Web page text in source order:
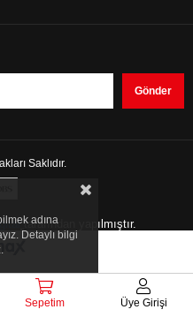
Gönder
Saklıdır.
tarafından yapılmıştır.
adına
Detaylı bilgi
Sepetim Üye Girişi